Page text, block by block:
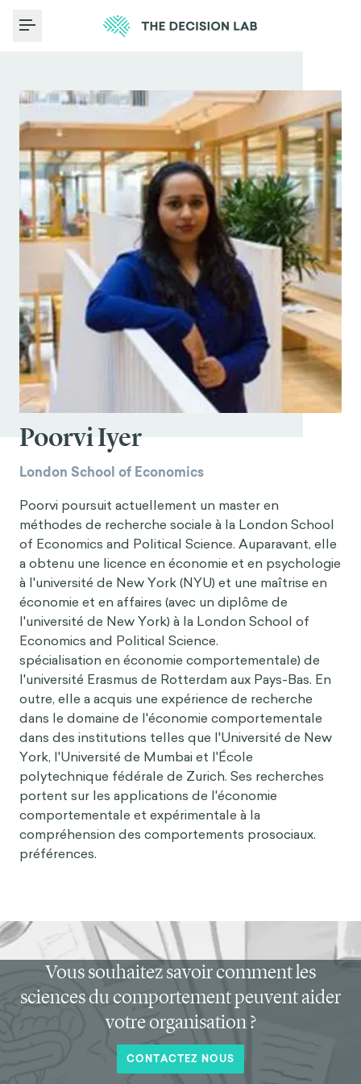
Toggle Menu
Poorvi Iyer
London School of Economics
Poorvi poursuit actuellement un master en
méthodes de recherche sociale à la London School
of Economics and Political Science. Auparavant, elle
a obtenu une licence en économie et en psychologie
à l'université de New York (NYU) et une maîtrise en
économie et en affaires (avec un diplôme de
l'université de New York) à la London School of
Economics and Political Science.
spécialisation en économie comportementale) de
l'université Erasmus de Rotterdam aux Pays-Bas. En
outre, elle a acquis une expérience de recherche
dans le domaine de l'économie comportementale
dans des institutions telles que l'Université de New
York, l'Université de Mumbai et l'École
polytechnique fédérale de Zurich. Ses recherches
portent sur les applications de l'économie
comportementale et expérimentale à la
compréhension des comportements prosociaux.
préférences.
Vous souhaitez savoir comment les
sciences du comportement peuvent aider
votre organisation ?
CONTACTEZ NOUS